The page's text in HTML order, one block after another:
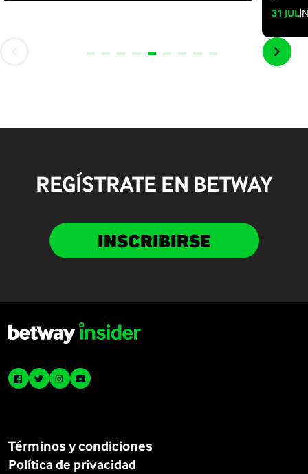
31 JUL|
REGÍSTRATE EN BETWAY
INSCRIBIRSE
Términos y condiciones
Política de privacidad